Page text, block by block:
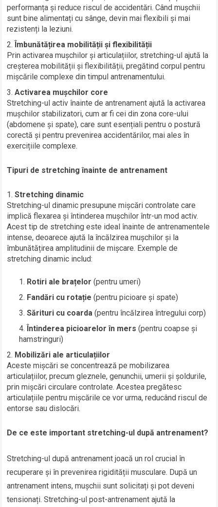
performanța și reduce riscul de accidentări. Când mușchii
sunt bine alimentați cu sânge, devin mai flexibili și mai
rezistenți la leziuni.
Îmbunătățirea mobilității și flexibilității
Prin activarea mușchilor și articulațiilor, stretching-ul ajută la
creșterea mobilității și flexibilității, pregătind corpul pentru
mișcările complexe din timpul antrenamentului.
Activarea mușchilor core
Stretching-ul activ înainte de antrenament ajută la activarea
mușchilor stabilizatori, cum ar fi cei din zona core-ului
(abdomene și spate), care sunt esențiali pentru o postură
corectă și pentru prevenirea accidentărilor, mai ales în
exercițiile complexe.
Tipuri de stretching înainte de antrenament
Stretching dinamic
Stretching-ul dinamic presupune mișcări controlate care
implică flexarea și întinderea mușchilor într-un mod activ.
Acest tip de stretching este ideal înainte de antrenamentele
intense, deoarece ajută la încălzirea mușchilor și la
îmbunătățirea amplitudinii de mișcare. Exemple de
stretching dinamic includ:
Rotiri ale brațelor (pentru umeri)
Fandări cu rotație (pentru picioare și spate)
Sărituri cu coarda (pentru încălzirea întregului corp)
Întinderea picioarelor în mers (pentru coapse și
hamstringuri)
Mobilizări ale articulațiilor
Aceste mișcări se concentrează pe mobilizarea
articulațiilor, precum gleznele, genunchii, umerii și șoldurile,
prin mișcări circulare controlate. Acestea pregătesc
articulațiile pentru mișcările ce vor urma, reducând riscul de
entorse sau dislocări.
De ce este important stretching-ul după antrenament?
Stretching-ul după antrenament joacă un rol crucial în
recuperare și în prevenirea rigidității musculare. După un
antrenament intens, mușchii sunt solicitați și pot deveni
tensionați. Stretching-ul post-antrenament ajută la